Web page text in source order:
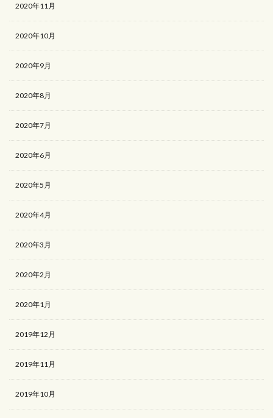
2020年11月
2020年10月
2020年9月
2020年8月
2020年7月
2020年6月
2020年5月
2020年4月
2020年3月
2020年2月
2020年1月
2019年12月
2019年11月
2019年10月